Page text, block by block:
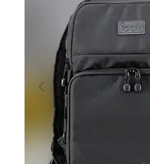
Previous